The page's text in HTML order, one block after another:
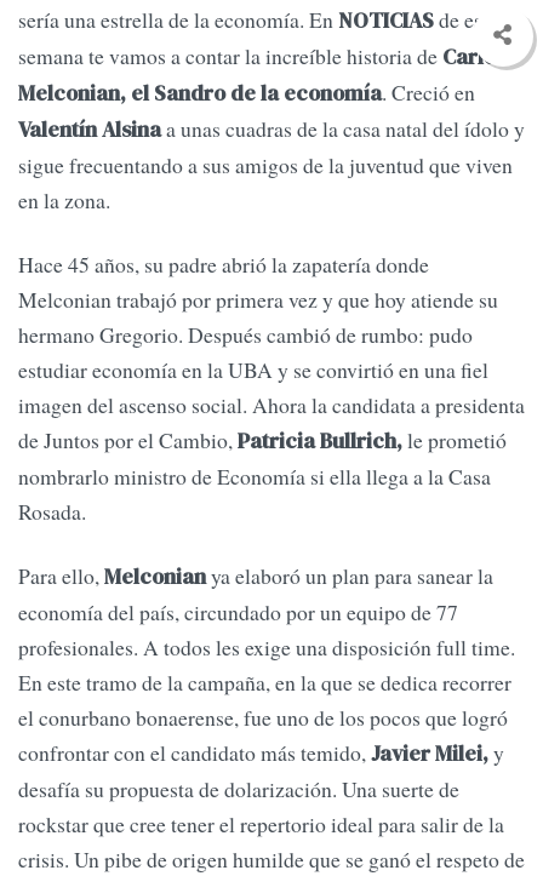
sería una estrella de la economía. En NOTICIASde esta
semana te vamos a contar la increíble historia de Carlos
Melconian, el Sandro de la economía. Creció en
Valentín Alsinaa unas cuadras de la casa natal del ídolo y
sigue frecuentando a sus amigos de la juventud que viven
en la zona.
Hace 45 años, su padre abrió la zapatería donde
Melconian trabajó por primera vez y que hoy atiende su
hermano Gregorio. Después cambió de rumbo: pudo
estudiar economía en la UBA y se convirtió en una fiel
imagen del ascenso social. Ahora la candidata a presidenta
de Juntos por el Cambio,Patricia Bullrich,le prometió
nombrarlo ministro de Economía si ella llega a la Casa
Rosada.
Para ello,Melconianya elaboró un plan para sanear la
economía del país, circundado por un equipo de 77
profesionales. A todos les exige una disposición full time.
En este tramo de la campaña, en la que se dedica recorrer
el conurbano bonaerense, fue uno de los pocos que logró
confrontar con el candidato más temido,Javier Milei,y
desafía su propuesta de dolarización. Una suerte de
rockstar que cree tener el repertorio ideal para salir de la
crisis. Un pibe de origen humilde que se ganó el respeto de